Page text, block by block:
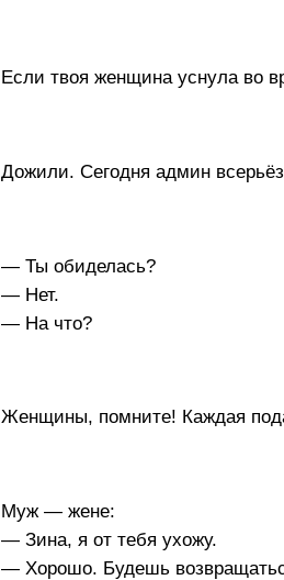
Если твоя женщина уснула во
Дожили. Сегодня админ всерьёз
— Ты обиделась?
— Нет.
— На что?
Женщины, помните! Каждая
Муж — жене:
— Зина, я от тебя ухожу.
— Хорошо. Будешь